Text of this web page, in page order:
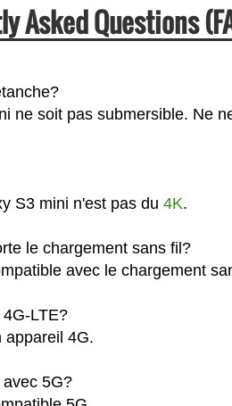
Asked Questions
ne soit pas submersible. Ne
S3 mini n'est pas du 4K.
le chargement sans fil?
avec le chargement
LTE?
appareil 4G.
5G?